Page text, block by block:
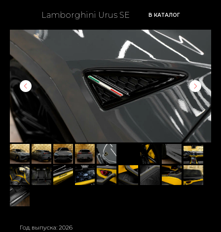
Lamborghini Urus SE В КАТАЛОГ
Год выпуска: 2026